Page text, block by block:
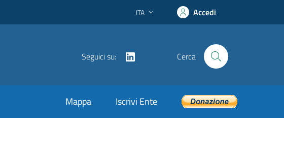
Lingua attiva:
ITA Accedi
Seguici su: Cerca
Mappa Iscrivi Ente